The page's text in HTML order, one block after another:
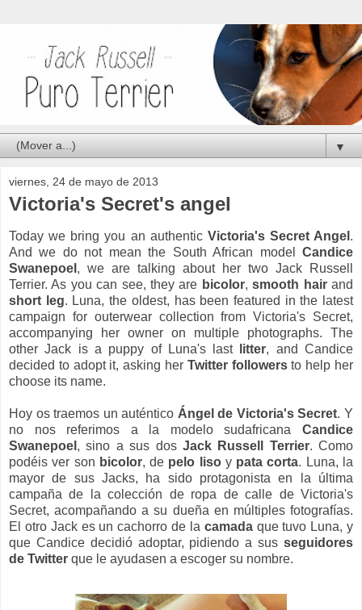
▼
viernes, 24 de mayo de 2013
Victoria's Secret's angel
Today we bring you an authentic Victoria's Secret Angel .
And we do not mean the South African model Candice
Swanepoel , we are talking about her two Jack Russell
Terrier. As you can see, they are bicolor,smooth hairand
short leg. Luna, the oldest, has been featured in the latest
campaign for outerwear collection from Victoria's Secret,
accompanying her owner on multiple photographs. The
other Jack is a puppy of Luna's last
litter, and Candice
decided to adopt it, asking her Twitter followersto help her
choose its name.
Hoy os traemos un auténtico Ángel de Victoria's Secret. Y
no nos referimos a la modelo sudafricana Candice
Swanepoel , sino a sus dos Jack Russell Terrier. Como
podéis ver son bicolor, de pelo lisoy pata corta. Luna, la
mayor de sus Jacks, ha sido protagonista en la última
campaña de la colección de ropa de calle de Victoria's
Secret, acompañando a su dueña en múltiples fotografías.
El otro Jack es un cachorro de la camada que tuvo Luna, y
que Candice decidió adoptar, pidiendo a sus seguidores
de Twitter que le ayudasen a escoger su nombre.